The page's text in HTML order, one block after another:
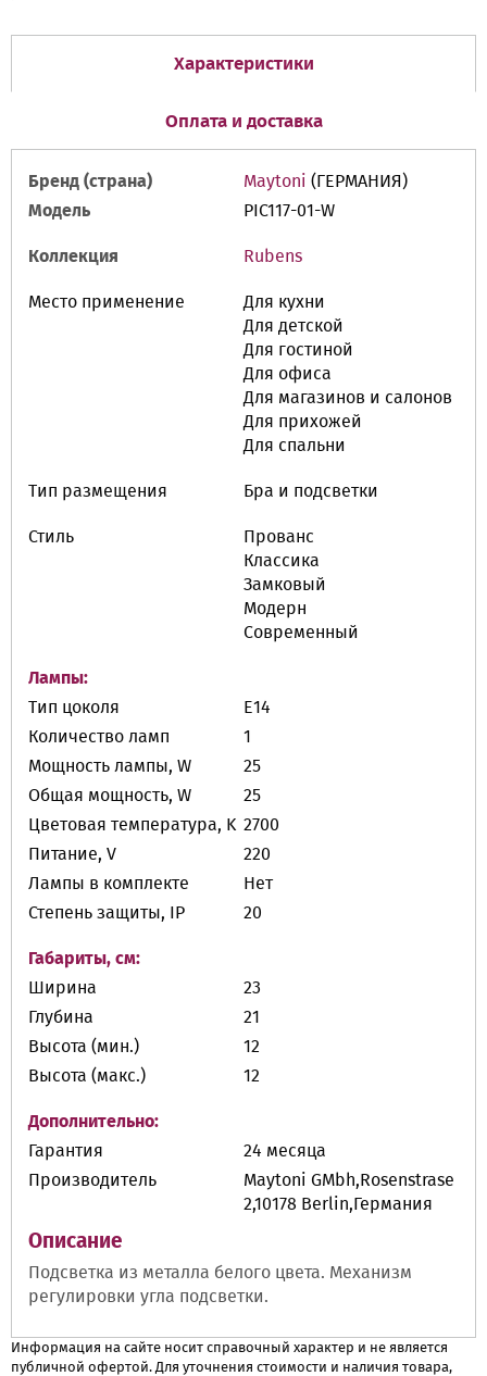
Характеристики
Оплата и доставка
Бренд (страна) Maytoni (ГЕРМАНИЯ)
Модель
PIC117-01-W
Коллекция Rubens
Место применение
Для кухни
Для детской
Для гостиной
Для офиса
Для магазинов и салонов
Для прихожей
Для спальни
Тип размещения Бра и подсветки
Стиль
Прованс
Классика
Замковый
Модерн
Современный
Лампы:
Тип цоколя
E14
Количество ламп
1
Мощность лампы, W
25
Общая мощность, W
25
Цветовая температура, K 2700
Питание, V
220
Лампы в комплекте
Нет
Степень защиты, IP
20
Габариты, см:
Ширина
23
Глубина
21
Высота (мин.)
12
Высота (макс.)
12
Дополнительно:
Гарантия
24 месяца
Производитель
Maytoni GMbh,Rosenstrase
2,10178 Berlin,Германия
Описание
Подсветка из металла белого цвета. Механизм
регулировки угла подсветки.
Информация на сайте носит справочный характер и не является
публичной офертой. Для уточнения стоимости и наличия товара,